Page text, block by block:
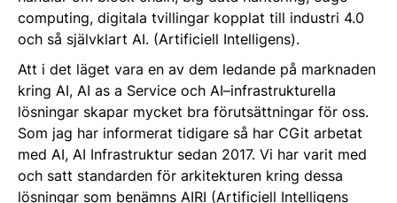
computing, digitala tvillingar kopplat till industri 4.0
och så självklart AI. (Artificiell Intelligens).
Att i det läget vara en av dem ledande på marknaden
kring AI, AI as a Service och AI–infrastrukturella
lösningar skapar mycket bra förutsättningar för oss.
Som jag har informerat tidigare så har CGit arbetat
med AI, AI Infrastruktur sedan 2017. Vi har varit med
och satt standarden för arkitekturen kring dessa
lösningar som benämns AIRI (Artificiell Intelligens